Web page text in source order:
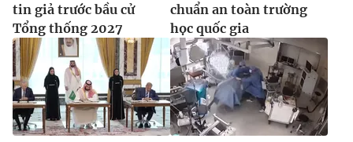
tin giả trước bầu cử
Tổng thống 2027
chuẩn an toàn trường
học quốc gia